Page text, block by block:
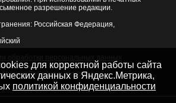
разрешение редакции.
Российская Федерация,
и Забайкальского края
для корректной работы сайта
данных в Яндекс.Метрика,
политикой конфиденциальности